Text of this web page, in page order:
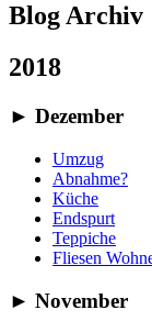
Blog Archiv
2018
► Dezember
Umzug
Abnahme?
Küche
Endspurt
Teppiche
Fliesen
► November